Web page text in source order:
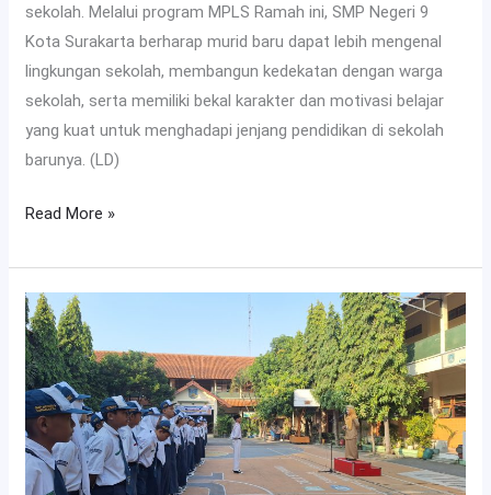
sekolah. Melalui program MPLS Ramah ini, SMP Negeri 9
Kota Surakarta berharap murid baru dapat lebih mengenal
lingkungan sekolah, membangun kedekatan dengan warga
sekolah, serta memiliki bekal karakter dan motivasi belajar
yang kuat untuk menghadapi jenjang pendidikan di sekolah
barunya. (LD)
Read More »
SMP
Negeri
9
Kota
Surakarta
Gelar
Upacara